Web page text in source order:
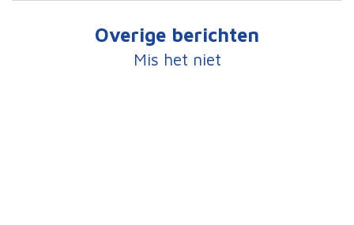
Overige berichten
Mis het niet